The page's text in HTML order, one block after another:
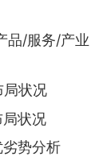
品/服务/产业
局状况
局状况
劣势分析